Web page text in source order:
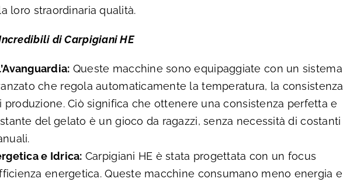
loro straordinaria qualità.
di Carpigiani HE
Queste macchine sono equipaggiate con un sistema
che regola automaticamente la temperatura, la consistenza
produzione. Ciò significa che ottenere una consistenza perfetta e
del gelato è un gioco da ragazzi, senza necessità di costanti
e Idrica: Carpigiani HE è stata progettata con un focus
energetica. Queste macchine consumano meno energia e